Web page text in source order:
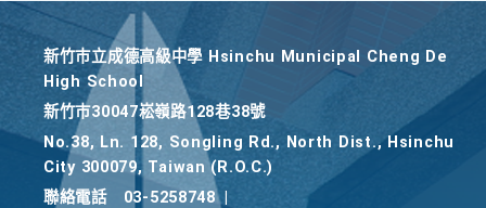
新竹巿立成德高級中學 Hsinchu Municipal Cheng De
High School
新竹巿30047崧嶺路128巷38號
No.38, Ln. 128, Songling Rd., North Dist., Hsinchu
City 300079, Taiwan (R.O.C.)
聯絡電話
03-5258748